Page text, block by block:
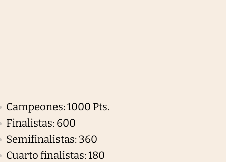
Campeones: 1000 Pts.
Finalistas: 600
Semifinalistas: 360
Cuarto finalistas: 180